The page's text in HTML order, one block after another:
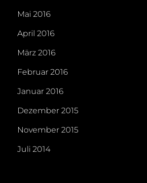
Mai 2016
April 2016
März 2016
Februar 2016
Januar 2016
Dezember 2015
November 2015
Juli 2014